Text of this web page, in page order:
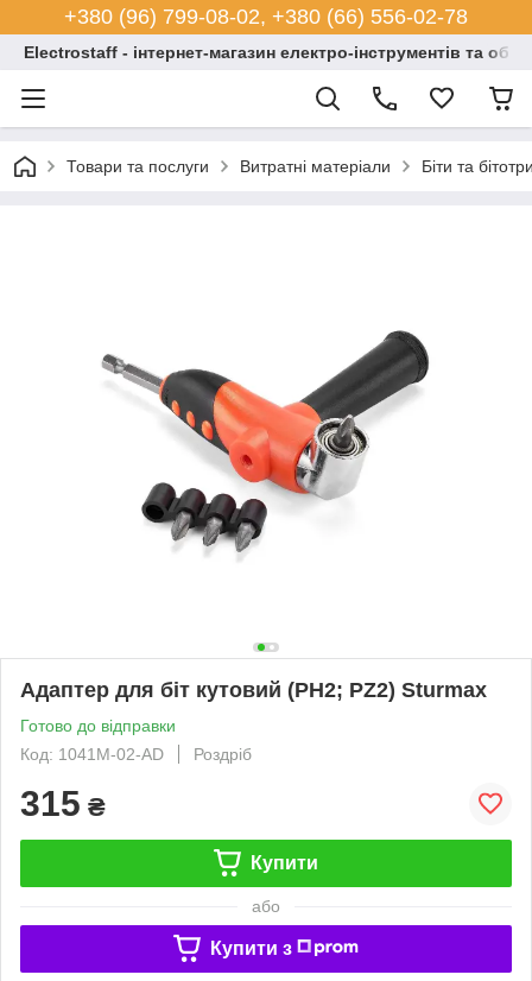
+380 (96) 799-08-02, +380 (66) 556-02-78
Electrostaff - інтернет-магазин електро-інструментів та
Товари та послуги Витратні матеріали Біти та
Адаптер для біт кутовий (PH2; PZ2) Sturmax
Готово до відправки
Код: 1041M-02-AD
Роздріб
315 ₴
Купити
або
Купити з